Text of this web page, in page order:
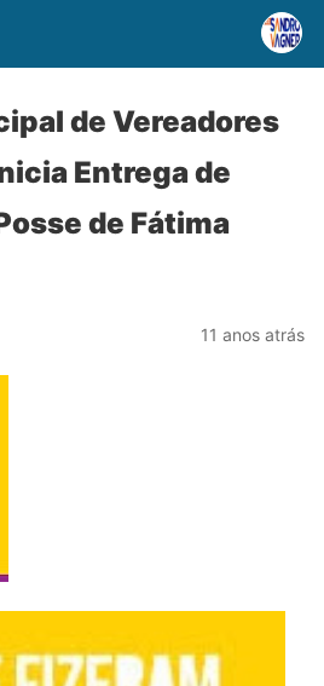
de Vereadores
Entrega de
de Fátima
11 anos atrás